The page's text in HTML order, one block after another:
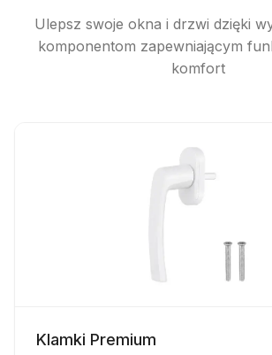
Ulepsz swoje okna i drzwi dzięki
komponentom zapewniającym
komfort
Klamki Premium